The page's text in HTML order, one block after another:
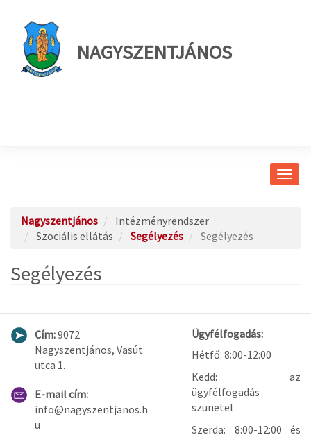
NAGYSZENTJÁNOS
Nagyszentjános
Intézményrendszer
Szociális ellátás
Segélyezés Segélyezés
Segélyezés
Cím:9072
Nagyszentjános, Vasút
utca 1.
E-mail cím:
info@nagyszentjanos.h
u
Ügyfélfogadás:
Hétfő: 8:00-12:00
Kedd: az
ügyfélfogadás
szünetel
Szerda: 8:00-12:00 és